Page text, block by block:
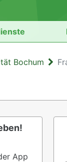
Bochum
App